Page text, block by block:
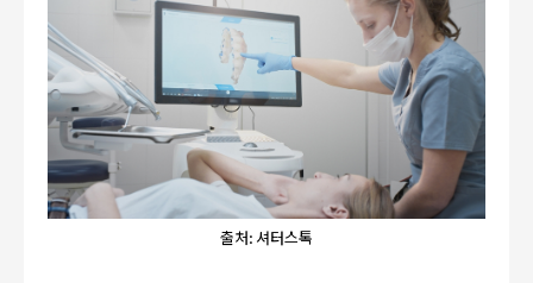
출처: 셔터스톡